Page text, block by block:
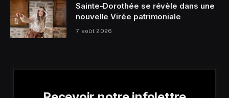
Sainte-Dorothée se révèle dans une
nouvelle Virée patrimoniale
7 août 2026